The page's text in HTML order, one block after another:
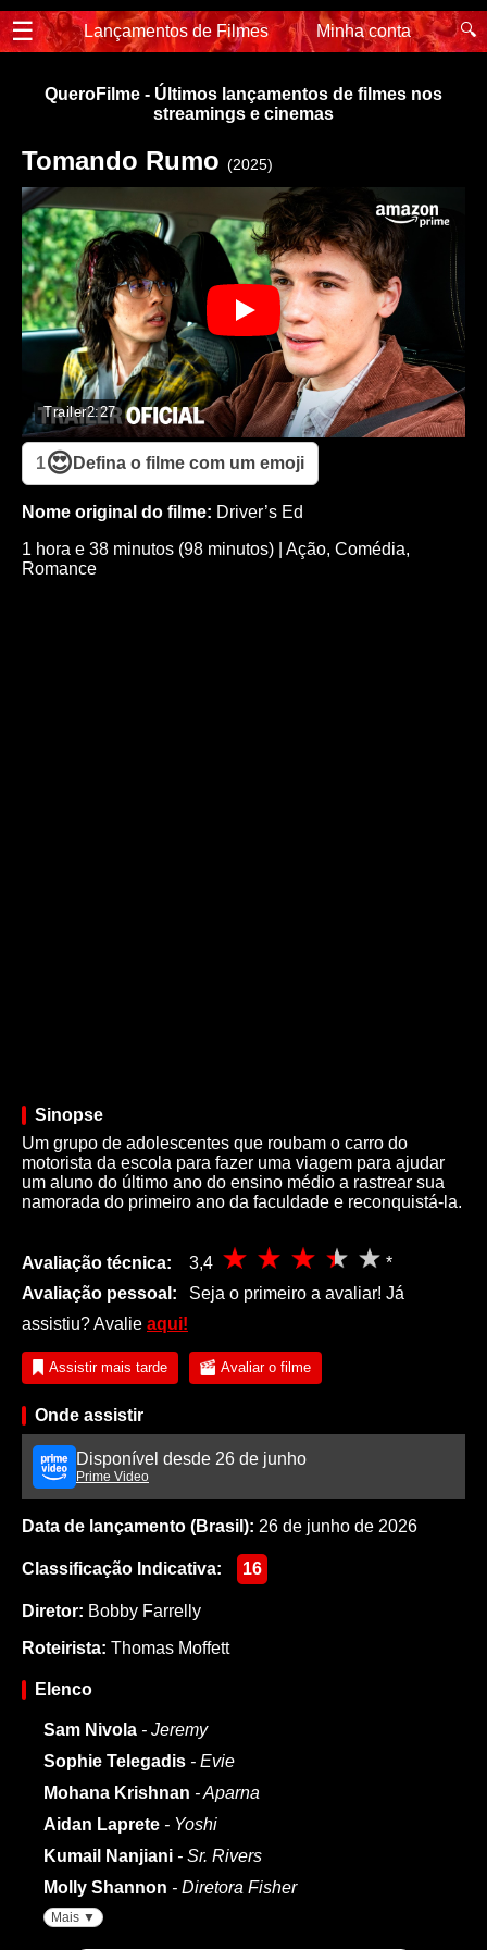
☰ Lançamentos de Filmes Minha conta 🔍
QueroFilme - Últimos lançamentos de filmes nos
streamings e cinemas
Tomando Rumo (2025)
Trailer2:27
1😍 Defina o filme com um emoji
Nome original do filme: Driver’s Ed
1 hora e 38 minutos (98 minutos)
Ação, Comédia,
Romance
Sinopse
Um grupo de adolescentes que roubam o carro do
motorista da escola para fazer uma viagem para ajudar
um aluno do último ano do ensino médio a rastrear sua
namorada do primeiro ano da faculdade e reconquistá-la.
Avaliação técnica: 3,4
*
Avaliação pessoal:
Seja o primeiro a avaliar! Já
assistiu? Avalie aqui!
Assistir mais tarde Avaliar o filme
Onde assistir
Disponível desde 26 de junho
Prime Video
Data de lançamento (Brasil): 26 de junho de 2026
Classificação Indicativa: 16
Diretor: Bobby Farrelly
Roteirista: Thomas Moffett
Elenco
Sam Nivola - Jeremy
Sophie Telegadis - Evie
Mohana Krishnan - Aparna
Aidan Laprete - Yoshi
Kumail Nanjiani - Sr. Rivers
Molly Shannon - Diretora Fisher
Mais ▼